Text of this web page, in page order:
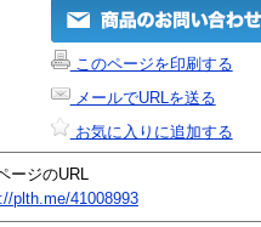
このページを印刷する
メールでURLを送る
お気に入りに追加する
ージのURL
plth.me/41008993